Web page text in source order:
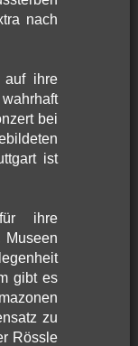
nach
auf ihre
bei
ist
für ihre
Museen
gibt es
zu
Rössle